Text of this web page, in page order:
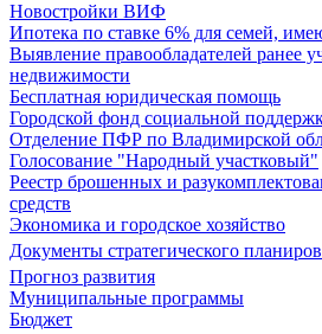
Новостройки ВИФ
Ипотека по ставке 6% для семей,
Выявление правообладателей ранее
недвижимости
Бесплатная юридическая помощь
Городской фонд социальной
Отделение ПФР по Владимирской
Голосование "Народный участковый"
Реестр брошенных и
средств
Экономика и городское хозяйство
Документы стратегического
Прогноз развития
Муниципальные программы
Бюджет